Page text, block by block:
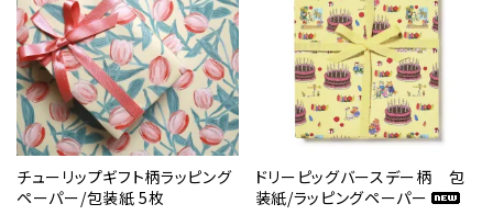
チューリップギフト柄ラッピング
ペーパー/包装紙 5枚
ドリーピッグバースデー柄 包
装紙/ラッピングペーパー